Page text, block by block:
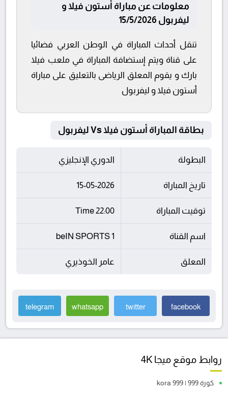
معلومات عن مباراة أستون فيلا و
ليفربول 15/5/2026
تنقل أحداث المباراة في الوطن العربي فضائيا
على قناة ويتم إستضافة المباراة في ملعب فيلا
بارك و يقوم المعلق الرياضى بالتعليق على مباراة
أستون فيلا و ليفربول
بطاقة المباراة أستون فيلا Vs ليفربول
البطولة الدوري الإنجليزي
تاريخ المباراة 15-05-2026
توقيت المباراة 22:00 Time
اسم القناة beIN SPORTS 1
المعلق عامر الخوذيري
facebook
twitter
whatsapp
telegram
روابط موقع ميجا 4K
كورة 999 | kora 999